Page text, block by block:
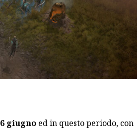
6 giugnoed in questo periodo, con